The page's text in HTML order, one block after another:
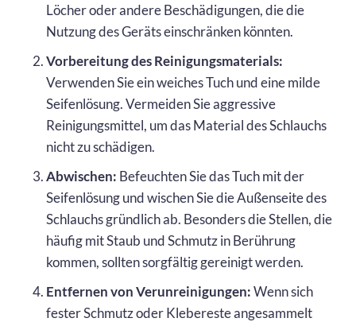
Löcher oder andere Beschädigungen, die die
Nutzung des Geräts einschränken könnten.
Vorbereitung des Reinigungsmaterials:
Verwenden Sie ein weiches Tuch und eine milde
Seifenlösung. Vermeiden Sie aggressive
Reinigungsmittel, um das Material des Schlauchs
nicht zu schädigen.
Abwischen: Befeuchten Sie das Tuch mit der
Seifenlösung und wischen Sie die Außenseite des
Schlauchs gründlich ab. Besonders die Stellen, die
häufig mit Staub und Schmutz in Berührung
kommen, sollten sorgfältig gereinigt werden.
Entfernen von Verunreinigungen:Wenn sich
fester Schmutz oder Klebereste angesammelt